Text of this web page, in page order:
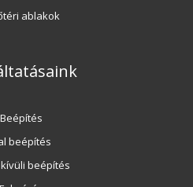
ablakok
beépítés
beépítés